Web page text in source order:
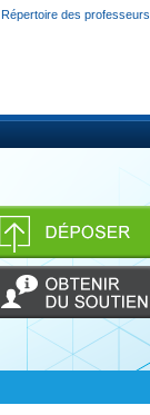
Répertoire des professeurs